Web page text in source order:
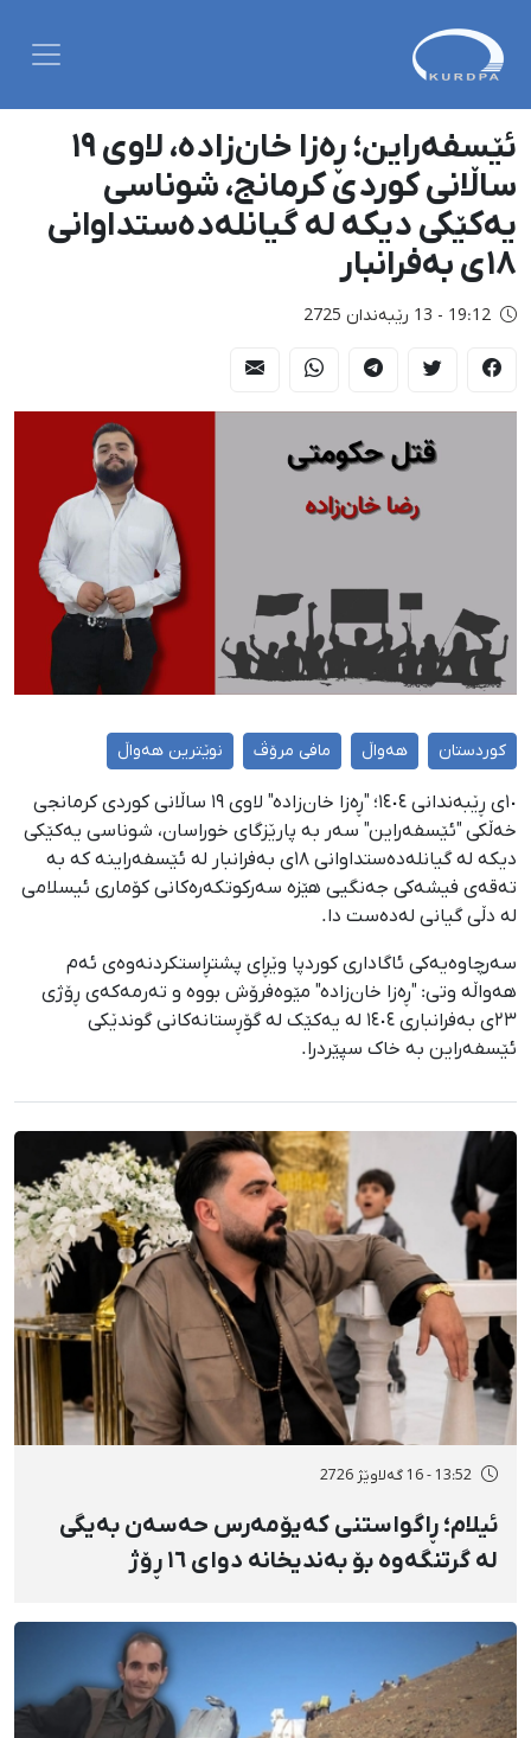
ئێسفەراین؛ ڕەزا خان‌زادە، لاوی ١٩
ساڵانی کوردی کرمانج، شوناسی
یەکێکی دیکە لە گیانلەدەستداوانی
١٨ی بەفرانبار
19:12 - 13 رێبەندان 2725
کوردستان هەواڵ مافی مرۆڤ نوێترین هەواڵ
١٠ی ڕێبەندانی ١٤٠٤؛ "ڕەزا خان‌زادە" لاوی ١٩ ساڵانی کوردی کرمانجی
خەڵکی "ئێسفەراین" سەر بە پارێزگای خوراسان، شوناسی یەکێکی
دیکە لە گیانلەدەستداوانی ١٨ی بەفرانبار لە ئێسفەراینە کە بە
تەقەی فیشەکی جەنگیی هێزە سەرکوتکەرەکانی کۆماری ئیسلامی
لە دڵی گیانی لەدەست دا.
سەرچاوەیەکی ئاگاداری کوردپا وێڕای پشتڕاستکردنەوەی ئەم
هەواڵە وتی: "ڕەزا خان‌زادە" مێوەفرۆش بووە و تەرمەکەی ڕۆژی
٢٣ی بەفرانباری ١٤٠٤ لە یەکێک لە گۆڕستانەکانی گوندێکی
ئێسفەراین بە خاک سپێردرا.
13:52 - 16 گەلاوێژ 2726
ئیلام؛ ڕاگواستنی کەیۆمەرس حەسەن بەیگی
لە گرتنگەوە بۆ بەندیخانە دوای ١٦ ڕۆژ